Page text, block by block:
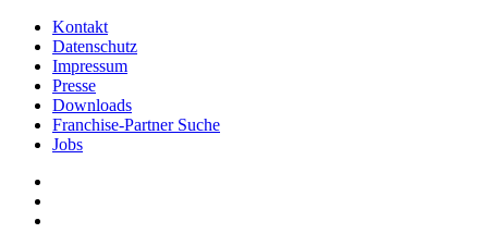
Kontakt
Datenschutz
Impressum
Presse
Downloads
Franchise-Partner Suche
Jobs